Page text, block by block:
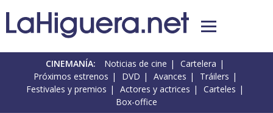
CINEMANÍA: Noticias de cine
Cartelera
Próximos estrenos
DVD Avances
Tráilers
Festivales y premios
Actores y actrices
Carteles
Box-office